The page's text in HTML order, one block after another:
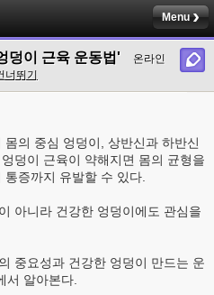
Menu
덩이 근육 운동법'
온라인
너뛰기
의 중심 엉덩이, 상반신과 하반신
덩이 근육이 약해지면 몸의 균형을
증까지 유발할 수 있다.
아니라 건강한 엉덩이에도 관심을
중요성과 건강한 엉덩이 만드는 운
서 알아본다.